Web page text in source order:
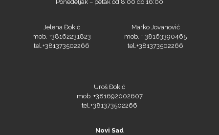
Ponedeljak – petak od 8:00 do 16:00
Jelena Đokić
mob. +38162231823
tel.+381373502266
Marko Jovanović
mob. + 38163390465
tel.+381373502266
Uroš Đokić
mob. +381692002607
tel.+381373502266
Novi Sad